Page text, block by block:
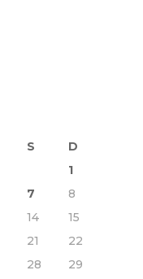
S
D
1
7
8
14
15
21
22
28
29